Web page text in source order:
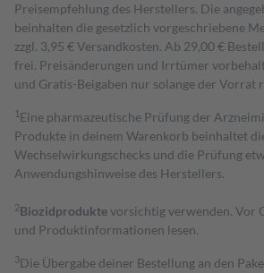
Preisempfehlung des Herstellers. Die
beinhalten die gesetzlich vorgeschriebene
zzgl. 3,95 € Versandkosten. Ab 29,00 €
frei. Preisänderungen und Irrtümer
und Gratis-Beigaben nur solange der Vorrat
1 Eine pharmazeutische Prüfung der
Produkte in deinem Warenkorb beinhaltet
Wechselwirkungschecks und die Prüfung
Anwendungshinweise des Herstellers.
2Biozidproduktevorsichtig verwenden. Vor
und Produktinformationen lesen.
3Die Übergabe deiner Bestellung an den